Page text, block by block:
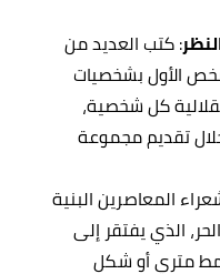
: كتب العديد من
الأول بشخصيات
كل شخصية،
تقديم مجموعة
المعاصرين البنية
الذي يفتقر إلى
متري أو شكل